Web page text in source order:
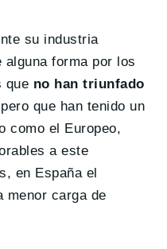
su industria
forma por los
que no han triunfado
que han tenido un
como el Europeo,
a este
en España el
menor carga de